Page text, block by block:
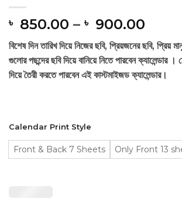
৳ 850.00 – ৳ 900.00
range:
৳
৳
বিশেষ দিন তারিখ দিয়ে নিজের ছবি, প্রিয়জনের ছবি, প্রিয়
গুলোর পছন্দের ছবি দিয়ে বানিয়ে নিতে পারবেন ক্যালেন্ডার
দিয়ে তৈরী করতে পারবেন এই কাস্টমাইজড ক্যালেন্ডার।
Calendar Print Style
Front & Back 7 Sheets Only Front 13